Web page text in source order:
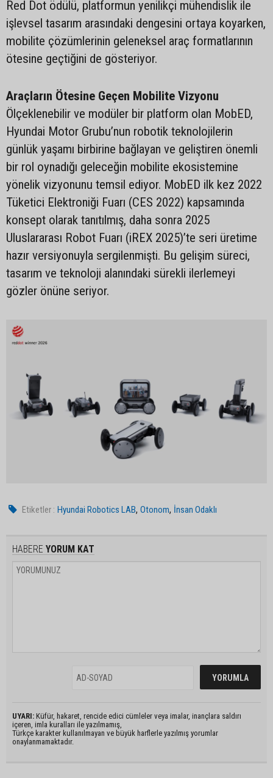
Red Dot ödülü, platformun yenilikçi mühendislik ile
işlevsel tasarım arasındaki dengesini ortaya koyarken,
mobilite çözümlerinin geleneksel araç formatlarının
ötesine geçtiğini de gösteriyor.
Araçların Ötesine Geçen Mobilite Vizyonu
Ölçeklenebilir ve modüler bir platform olan MobED,
Hyundai Motor Grubu’nun robotik teknolojilerin
günlük yaşamı birbirine bağlayan ve geliştiren önemli
bir rol oynadığı geleceğin mobilite ekosistemine
yönelik vizyonunu temsil ediyor. MobED ilk kez 2022
Tüketici Elektroniği Fuarı (CES 2022) kapsamında
konsept olarak tanıtılmış, daha sonra 2025
Uluslararası Robot Fuarı (iREX 2025)’te seri üretime
hazır versiyonuyla sergilenmişti. Bu gelişim süreci,
tasarım ve teknoloji alanındaki sürekli ilerlemeyi
gözler önüne seriyor.
Etiketler : Hyundai Robotics LAB,Otonom, İnsan Odaklı
HABERE YORUM KAT
UYARI: Küfür, hakaret, rencide edici cümleler veya imalar, inançlara saldırı
içeren, imla kuralları ile yazılmamış,
Türkçe karakter kullanılmayan ve büyük harflerle yazılmış yorumlar
onaylanmamaktadır.